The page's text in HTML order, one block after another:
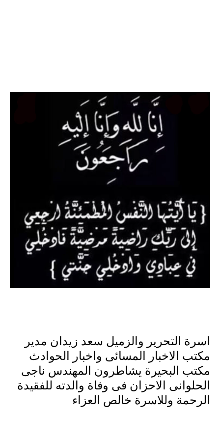
اسرة التحرير والزميل سعد زيدان مدير
مكتب الاخبار المسائى واخبار الحوادث
مكتب البحيرة يشاطرون المهندس ناجى
الحلوانى الاحزان فى وفاة والدته للفقيدة
الرحمة وللاسرة خالص العزاء